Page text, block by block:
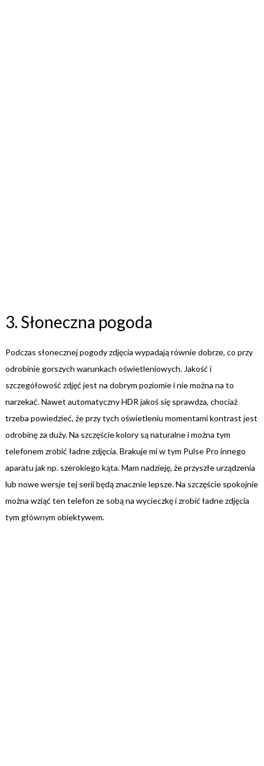
3. Słoneczna pogoda
Podczas słonecznej pogody zdjęcia wypadają równie dobrze, co przy
odrobinie gorszych warunkach oświetleniowych. Jakość i
szczegółowość zdjęć jest na dobrym poziomie i nie można na to
narzekać. Nawet automatyczny HDR jakoś się sprawdza, chociaż
trzeba powiedzieć, że przy tych oświetleniu momentami kontrast jest
odrobinę za duży. Na szczęście kolory są naturalne i można tym
telefonem zrobić ładne zdjęcia. Brakuje mi w tym Pulse Pro innego
aparatu jak np. szerokiego kąta. Mam nadzieję, że przyszłe urządzenia
lub nowe wersje tej serii będą znacznie lepsze. Na szczęście spokojnie
można wziąć ten telefon ze sobą na wycieczkę i zrobić ładne zdjęcia
tym głównym obiektywem.